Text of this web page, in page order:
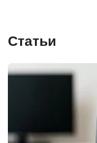
Статьи